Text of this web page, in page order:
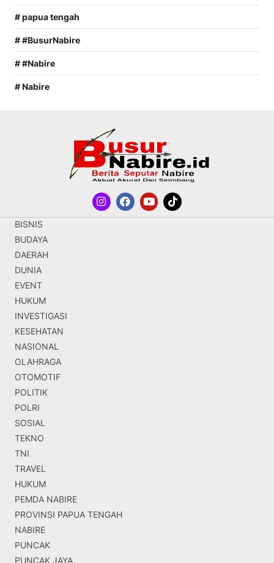
# papua tengah
# #BusurNabire
# #Nabire
# Nabire
BISNIS
BUDAYA
DAERAH
DUNIA
EVENT
HUKUM
INVESTIGASI
KESEHATAN
NASIONAL
OLAHRAGA
OTOMOTIF
POLITIK
POLRI
SOSIAL
TEKNO
TNI
TRAVEL
HUKUM
PEMDA NABIRE
PROVINSI PAPUA TENGAH
NABIRE
PUNCAK
PUNCAK JAYA